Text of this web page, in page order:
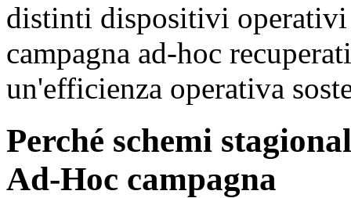
distinti dispositivi
campagna ad-hoc
un'efficienza operativa
Perché schemi
Ad-Hoc campagna